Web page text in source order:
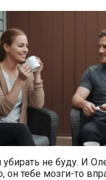
убирать не буду. И
он тебе мозги-то